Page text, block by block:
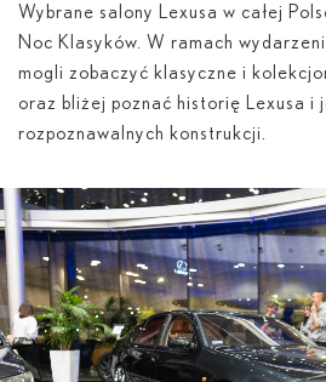
Wybrane salony Lexusa w całej
Noc Klasyków. W ramach
mogli zobaczyć klasyczne i
oraz bliżej poznać historię Lexusa i
rozpoznawalnych konstrukcji.